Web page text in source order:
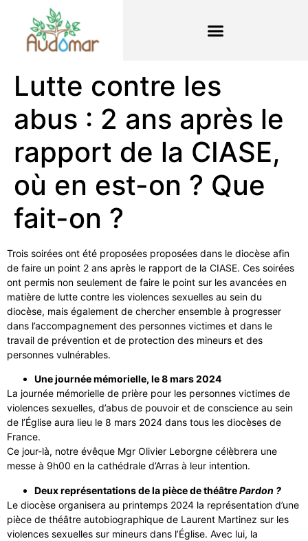
Lutte contre les
abus : 2 ans après le
rapport de la CIASE,
où en est-on ? Que
fait-on ?
Trois soirées ont été proposées proposées dans le diocèse afin
de faire un point 2 ans après le rapport de la CIASE. Ces soirées
ont permis non seulement de faire le point sur les avancées en
matière de lutte contre les violences sexuelles au sein du
diocèse, mais également de chercher ensemble à progresser
dans l’accompagnement des personnes victimes et dans le
travail de prévention et de protection des mineurs et des
personnes vulnérables.
Une journée mémorielle, le 8 mars 2024
La journée mémorielle de prière pour les personnes victimes de
violences sexuelles, d’abus de pouvoir et de conscience au sein
de l’Église aura lieu le 8 mars 2024 dans tous les diocèses de
France.
Ce jour-là, notre évêque Mgr Olivier Leborgne célèbrera une
messe à 9h00 en la cathédrale d’Arras à leur intention.
Deux représentations de la pièce de théâtrePardon ?
Le diocèse organisera au printemps 2024 la représentation d’une
pièce de théâtre autobiographique de Laurent Martinez sur les
violences sexuelles sur mineurs dans l’Église. Avec lui, la